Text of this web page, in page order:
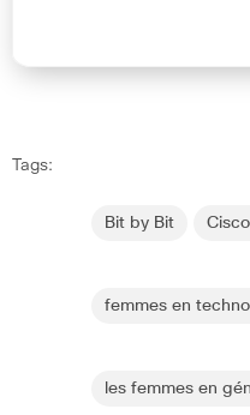
Tags:
Bit by Bit
femmes en
les femmes en